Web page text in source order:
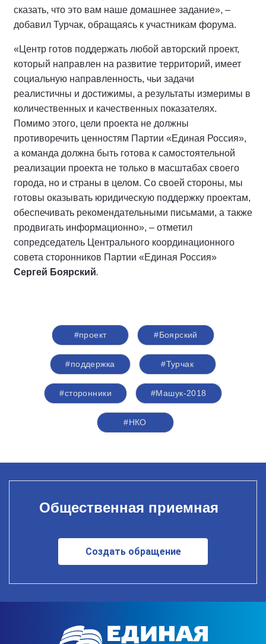
сказать, что это вам наше домашнее задание», –
добавил Турчак, обращаясь к участникам форума.
«Центр готов поддержать любой авторский проект,
который направлен на развитие территорий, имеет
социальную направленность, чьи задачи
реалистичны и достижимы, а результаты измеримы в
количественных и качественных показателях.
Помимо этого, цели проекта не должны
противоречить ценностям Партии «Единая Россия»,
а команда должна быть готова к самостоятельной
реализации проекта не только в масштабах своего
города, но и страны в целом. Со своей стороны, мы
готовы оказывать юридическую поддержку проектам,
обеспечивать рекомендательными письмами, а также
продвигать информационно», – отметил
сопредседатель Центрального координационного
совета сторонников Партии «Единая Россия»
Сергей Боярский.
#проект #Боярский
#поддержка #Турчак
#сторонники #Машук-2018
#НКО
Общественная приемная
Создать обращение